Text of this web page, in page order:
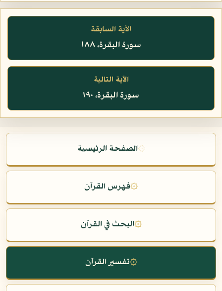
الآية السابقة
سورة البقرة، ١٨٨
الآية التالية
سورة البقرة، ١٩٠
۞الصفحة الرئيسية
۞فهرس القرآن
۞البحث في القرآن
۞تفسير القرآن